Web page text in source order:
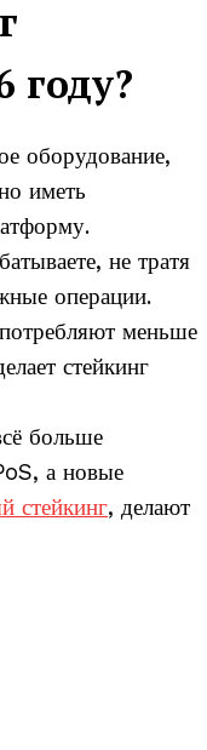
году?
оборудование,
иметь
не тратя
операции.
меньше
стейкинг
больше
а новые
стейкинг, делают